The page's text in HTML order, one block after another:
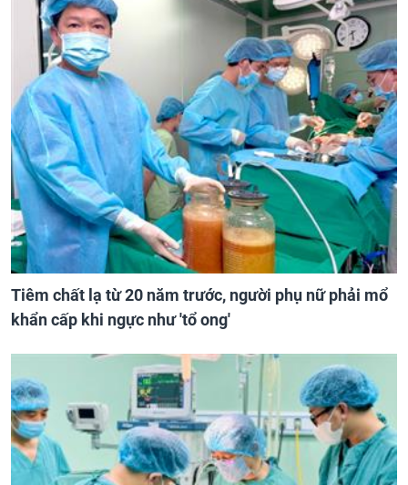
Tiêm chất lạ từ 20 năm trước, người phụ nữ phải mổ
khẩn cấp khi ngực như 'tổ ong'